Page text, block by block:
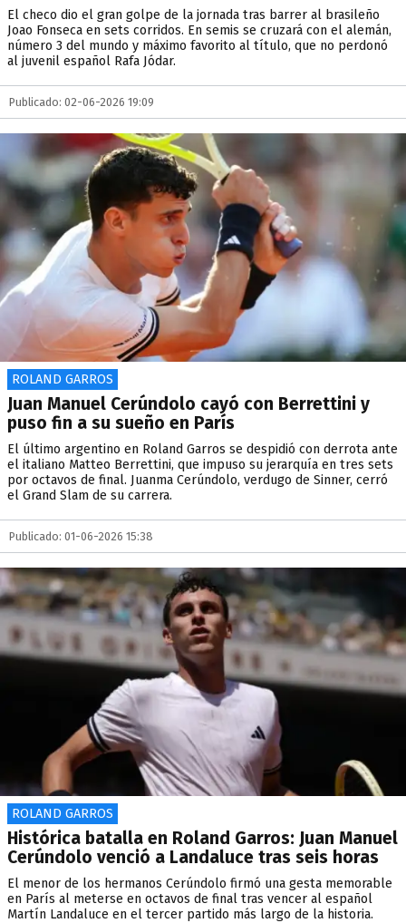
El checo dio el gran golpe de la jornada tras barrer al brasileño
Joao Fonseca en sets corridos. En semis se cruzará con el alemán,
número 3 del mundo y máximo favorito al título, que no perdonó
al juvenil español Rafa Jódar.
Publicado: 02-06-2026 19:09
ROLAND GARROS
Juan Manuel Cerúndolo cayó con Berrettini y
puso fin a su sueño en París
El último argentino en Roland Garros se despidió con derrota ante
el italiano Matteo Berrettini, que impuso su jerarquía en tres sets
por octavos de final. Juanma Cerúndolo, verdugo de Sinner, cerró
el Grand Slam de su carrera.
Publicado: 01-06-2026 15:38
ROLAND GARROS
Histórica batalla en Roland Garros: Juan Manuel
Cerúndolo venció a Landaluce tras seis horas
El menor de los hermanos Cerúndolo firmó una gesta memorable
en París al meterse en octavos de final tras vencer al español
Martín Landaluce en el tercer partido más largo de la historia.